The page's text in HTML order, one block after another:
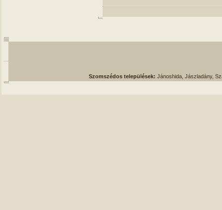
Szomszédos települések: Jánoshida, Jászladány,